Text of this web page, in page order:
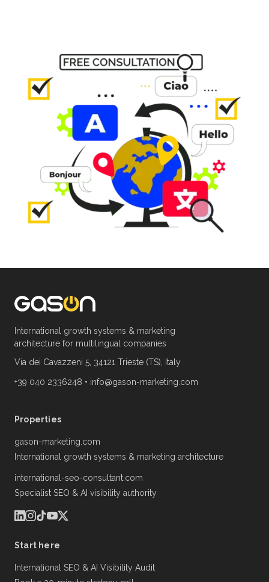
International growth systems & marketing
architecture for multilingual companies
Via dei Cavazzeni 5, 34121 Trieste (TS), Italy
+39 040 2336248 • info@gason-marketing.com
Properties
Start here
gason-marketing.com
International SEO & AI Visibility Audit
International growth systems & marketing architecture
international-seo-consultant.com
Specialist SEO & AI visibility authority